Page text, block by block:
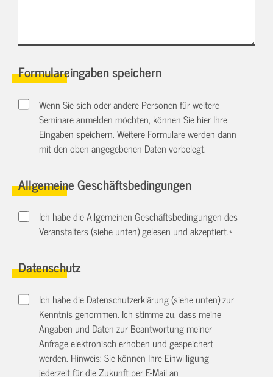
Formulareingaben speichern
Wenn Sie sich oder andere Personen für weitere
Seminare anmelden möchten, können Sie hier Ihre
Eingaben speichern. Weitere Formulare werden dann
mit den oben angegebenen Daten vorbelegt.
Allgemeine Geschäftsbedingungen
Ich habe die Allgemeinen Geschäftsbedingungen des
Veranstalters (siehe unten) gelesen und akzeptiert.*
Datenschutz
Ich habe die Datenschutzerklärung (siehe unten) zur
Kenntnis genommen. Ich stimme zu, dass meine
Angaben und Daten zur Beantwortung meiner
Anfrage elektronisch erhoben und gespeichert
werden. Hinweis: Sie können Ihre Einwilligung
jederzeit für die Zukunft per E-Mail an